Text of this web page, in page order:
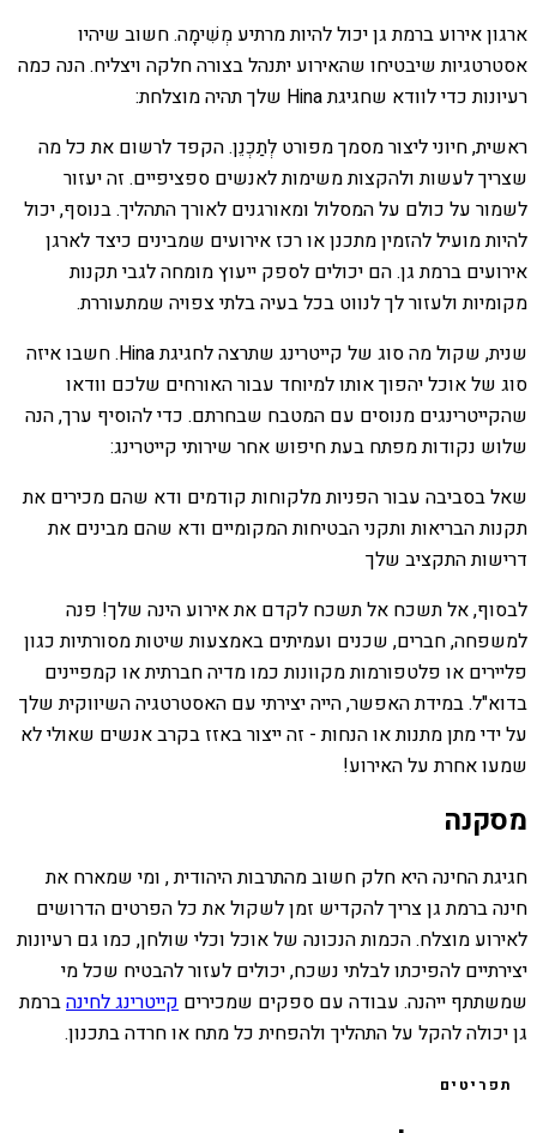
ארגון אירוע ברמת גן יכול להיות מרתיע מְשִׁימָה. חשוב שיהיו
אסטרטגיות שיבטיחו שהאירוע יתנהל בצורה חלקה ויצליח. הנה כמה
רעיונות כדי לוודא שחגיגת Hina שלך תהיה מוצלחת:
ראשית, חיוני ליצור מסמך מפורט לְתַכְנֵן. הקפד לרשום את כל מה
שצריך לעשות ולהקצות משימות לאנשים ספציפיים. זה יעזור
לשמור על כולם על המסלול ומאורגנים לאורך התהליך. בנוסף, יכול
להיות מועיל להזמין מתכנן או רכז אירועים שמבינים כיצד לארגן
אירועים ברמת גן. הם יכולים לספק ייעוץ מומחה לגבי תקנות
מקומיות ולעזור לך לנווט בכל בעיה בלתי צפויה שמתעוררת.
שנית, שקול מה סוג של קייטרינג שתרצה לחגיגת Hina. חשבו איזה
סוג של אוכל יהפוך אותו למיוחד עבור האורחים שלכם וודאו
שהקייטרינגים מנוסים עם המטבח שבחרתם. כדי להוסיף ערך, הנה
שלוש נקודות מפתח בעת חיפוש אחר שירותי קייטרינג:
שאל בסביבה עבור הפניות מלקוחות קודמים ודא שהם מכירים את
תקנות הבריאות ותקני הבטיחות המקומיים ודא שהם מבינים את
דרישות התקציב שלך
לבסוף, אל תשכח אל תשכח לקדם את אירוע הינה שלך! פנה
למשפחה, חברים, שכנים ועמיתים באמצעות שיטות מסורתיות כגון
פליירים או פלטפורמות מקוונות כמו מדיה חברתית או קמפיינים
בדוא"ל. במידת האפשר, הייה יצירתי עם האסטרטגיה השיווקית שלך
על ידי מתן מתנות או הנחות - זה ייצור באזז בקרב אנשים שאולי לא
שמעו אחרת על האירוע!
מסקנה
חגיגת החינה היא חלק חשוב מהתרבות היהודית , ומי שמארח את
חינה ברמת גן צריך להקדיש זמן לשקול את כל הפרטים הדרושים
לאירוע מוצלח. הכמות הנכונה של אוכל וכלי שולחן, כמו גם רעיונות
יצירתיים להפיכתו לבלתי נשכח, יכולים לעזור להבטיח שכל מי
שמשתתף ייהנה. עבודה עם ספקים שמכירים קייטרינג לחינהברמת
גן יכולה להקל על התהליך ולהפחית כל מתח או חרדה בתכנון.
תפריטים